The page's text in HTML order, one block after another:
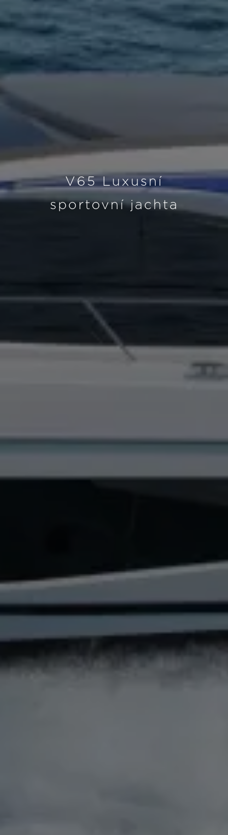
V65 Luxusní
sportovní jachta